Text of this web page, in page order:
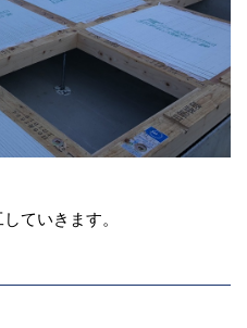
ていきます。